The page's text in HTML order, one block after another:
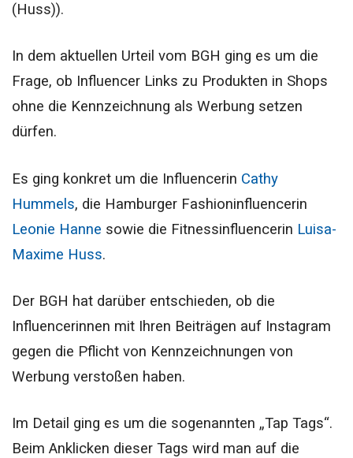
(Huss)).
In dem aktuellen Urteil vom BGH ging es um die
Frage, ob Influencer Links zu Produkten in Shops
ohne die Kennzeichnung als Werbung setzen
dürfen.
Es ging konkret um die Influencerin Cathy
Hummels, die Hamburger Fashioninfluencerin
Leonie Hanne sowie die Fitnessinfluencerin Luisa-
Maxime Huss.
Der BGH hat darüber entschieden, ob die
Influencerinnen mit Ihren Beiträgen auf Instagram
gegen die Pflicht von Kennzeichnungen von
Werbung verstoßen haben.
Im Detail ging es um die sogenannten „Tap Tags“.
Beim Anklicken dieser Tags wird man auf die